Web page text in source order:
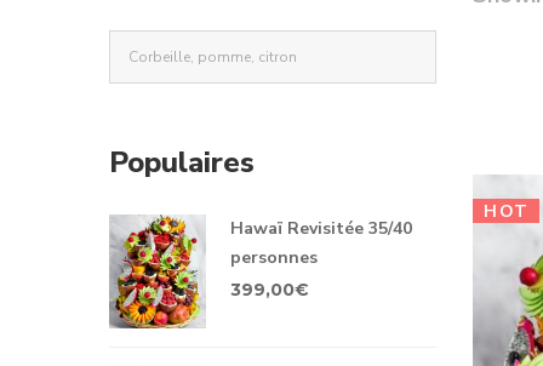
HOT
Populaires
Hawaï Revisitée 35/40
personnes
399,00€